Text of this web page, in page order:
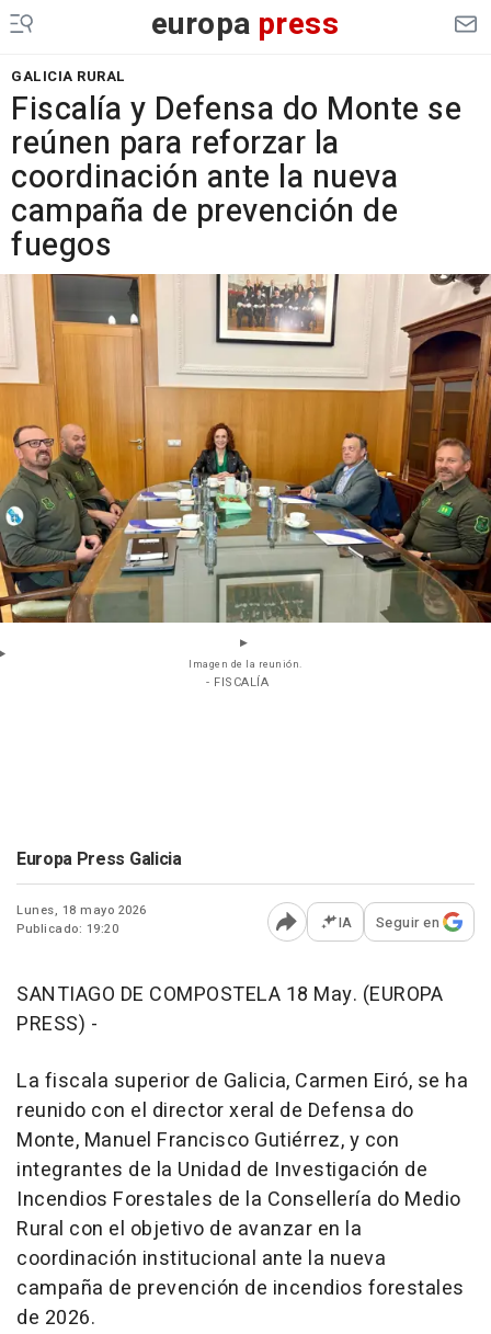
europa press
GALICIA RURAL
Fiscalía y Defensa do Monte se
reúnen para reforzar la
coordinación ante la nueva
campaña de prevención de
fuegos
Imagen de la reunión.
- FISCALÍA
Europa Press Galicia
Lunes, 18 mayo 2026
Publicado: 19:20
Abrir opciones para
IA Seguir en
SANTIAGO DE COMPOSTELA 18 May. (EUROPA
PRESS) -
La fiscala superior de Galicia, Carmen Eiró, se ha
reunido con el director xeral de Defensa do
Monte, Manuel Francisco Gutiérrez, y con
integrantes de la Unidad de Investigación de
Incendios Forestales de la Consellería do Medio
Rural con el objetivo de avanzar en la
coordinación institucional ante la nueva
campaña de prevención de incendios forestales
de 2026.